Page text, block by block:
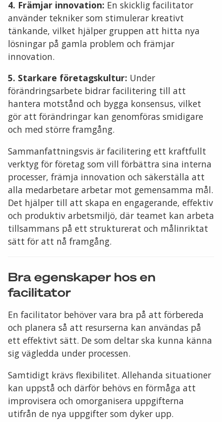
4. Främjar innovation: En skicklig facilitator
använder tekniker som stimulerar kreativt
tänkande, vilket hjälper gruppen att hitta nya
lösningar på gamla problem och främjar
innovation.
5. Starkare företagskultur: Under
förändringsarbete bidrar facilitering till att
hantera motstånd och bygga konsensus, vilket
gör att förändringar kan genomföras smidigare
och med större framgång.
Sammanfattningsvis är facilitering ett kraftfullt
verktyg för företag som vill förbättra sina interna
processer, främja innovation och säkerställa att
alla medarbetare arbetar mot gemensamma mål.
Det hjälper till att skapa en engagerande, effektiv
och produktiv arbetsmiljö, där teamet kan arbeta
tillsammans på ett strukturerat och målinriktat
sätt för att nå framgång.
Bra egenskaper hos en
facilitator
En facilitator behöver vara bra på att förbereda
och planera så att resurserna kan användas på
ett effektivt sätt. De som deltar ska kunna känna
sig vägledda under processen.
Samtidigt krävs flexibilitet. Allehanda situationer
kan uppstå och därför behövs en förmåga att
improvisera och omorganisera uppgifterna
utifrån de nya uppgifter som dyker upp.